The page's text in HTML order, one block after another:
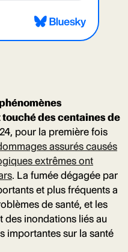
des centaines de
pour la première fois
assurés causés
extrêmes ont
. La fumée dégagée par
et plus fréquents a
de santé, et les
des inondations liés au
importantes sur la santé